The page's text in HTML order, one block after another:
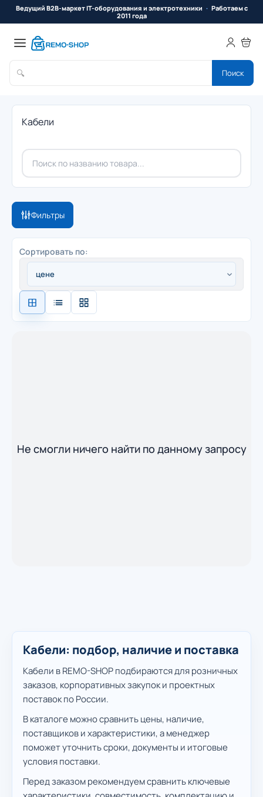
Ведущий B2B-маркет IT-оборудования и электротехники
Работаем с
2011 года
🔍 Поиск
Кабели
Фильтры
Сортировать по:
Не смогли ничего найти по данному запросу
Кабели: подбор, наличие и поставка
Кабели в REMO-SHOP подбираются для розничных
заказов, корпоративных закупок и проектных
поставок по России.
В каталоге можно сравнить цены, наличие,
поставщиков и характеристики, а менеджер
поможет уточнить сроки, документы и итоговые
условия поставки.
Перед заказом рекомендуем сравнить ключевые